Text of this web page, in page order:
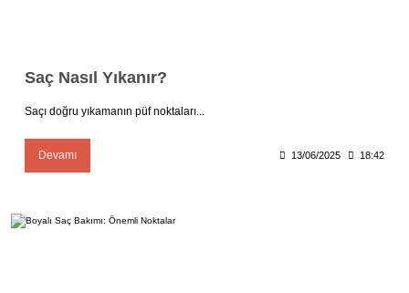
Saç Nasıl Yıkanır?
Saçı doğru yıkamanın püf noktaları...
Devamı 13/06/2025 18:42